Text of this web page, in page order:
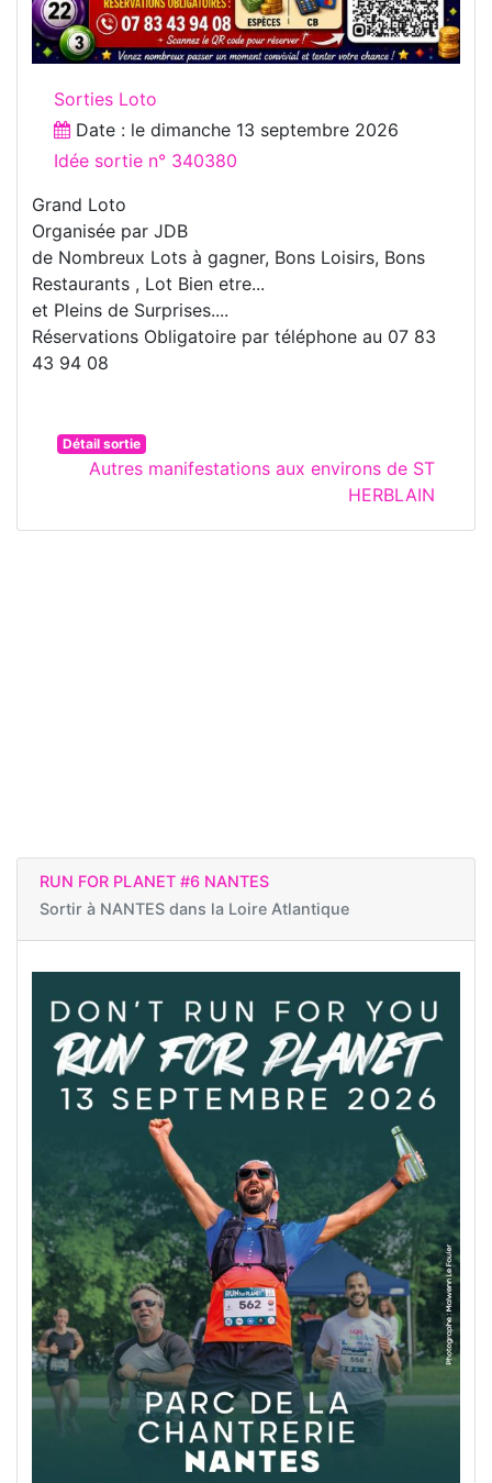
Sorties Loto
Date : le dimanche 13 septembre 2026
Idée sortie n° 340380
Grand Loto
Organisée par JDB
de Nombreux Lots à gagner, Bons Loisirs, Bons
Restaurants , Lot Bien etre...
et Pleins de Surprises....
Réservations Obligatoire par téléphone au 07 83
43 94 08
Détail sortie
Autres manifestations aux environs de ST
HERBLAIN
RUN FOR PLANET #6 NANTES
Sortir à NANTES dans la Loire Atlantique